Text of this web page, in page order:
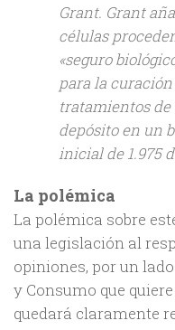
Grant. Grant
células
«seguro
para la
tratamientos de
depósito en un
inicial de 1.975
La polémica
La polémica sobre
una legislación al
opiniones, por un
y Consumo que
quedará claramente